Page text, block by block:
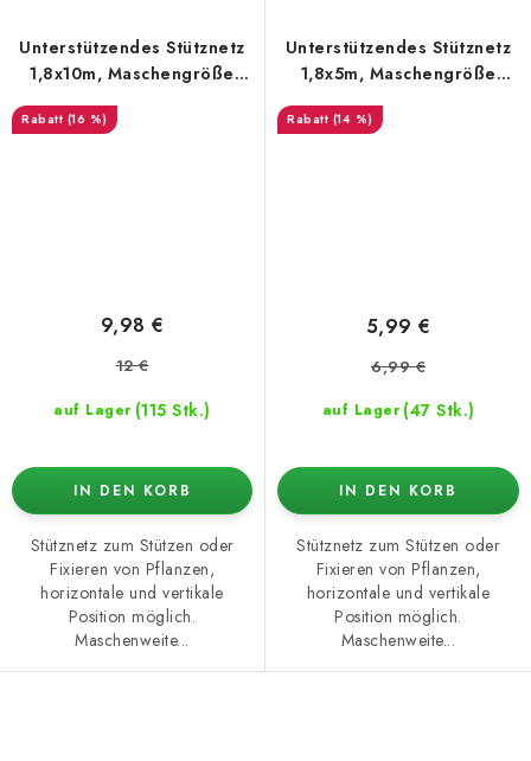
Unterstützendes Stütznetz
1,8x10m, Maschengröße
18x18cm
(16 %)
auf Lager (115 Stk.)
9,98 €
12 €
IN DEN KORB
Stütznetz zum Stützen oder
Fixieren von Pflanzen,
horizontale und vertikale
Position möglich.
Maschenweite...
Unterstützendes Stütznetz
1,8x5m, Maschengröße
18x18cm
(14 %)
auf Lager (47 Stk.)
5,99 €
6,99 €
IN DEN KORB
Stütznetz zum Stützen oder
Fixieren von Pflanzen,
horizontale und vertikale
Position möglich.
Maschenweite...